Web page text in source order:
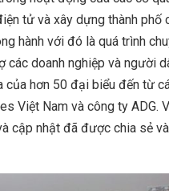
tử và xây dựng thành phố
hành với đó là quá trình
các doanh nghiệp và người
hơn 50 đại biểu đến từ
Việt Nam và công ty ADG.
cập nhật đã được chia sẻ